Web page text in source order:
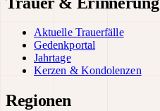
Aktuelle Trauerfälle
Gedenkportal
Jahrtage
Kerzen & Kondolenzen
Regionen